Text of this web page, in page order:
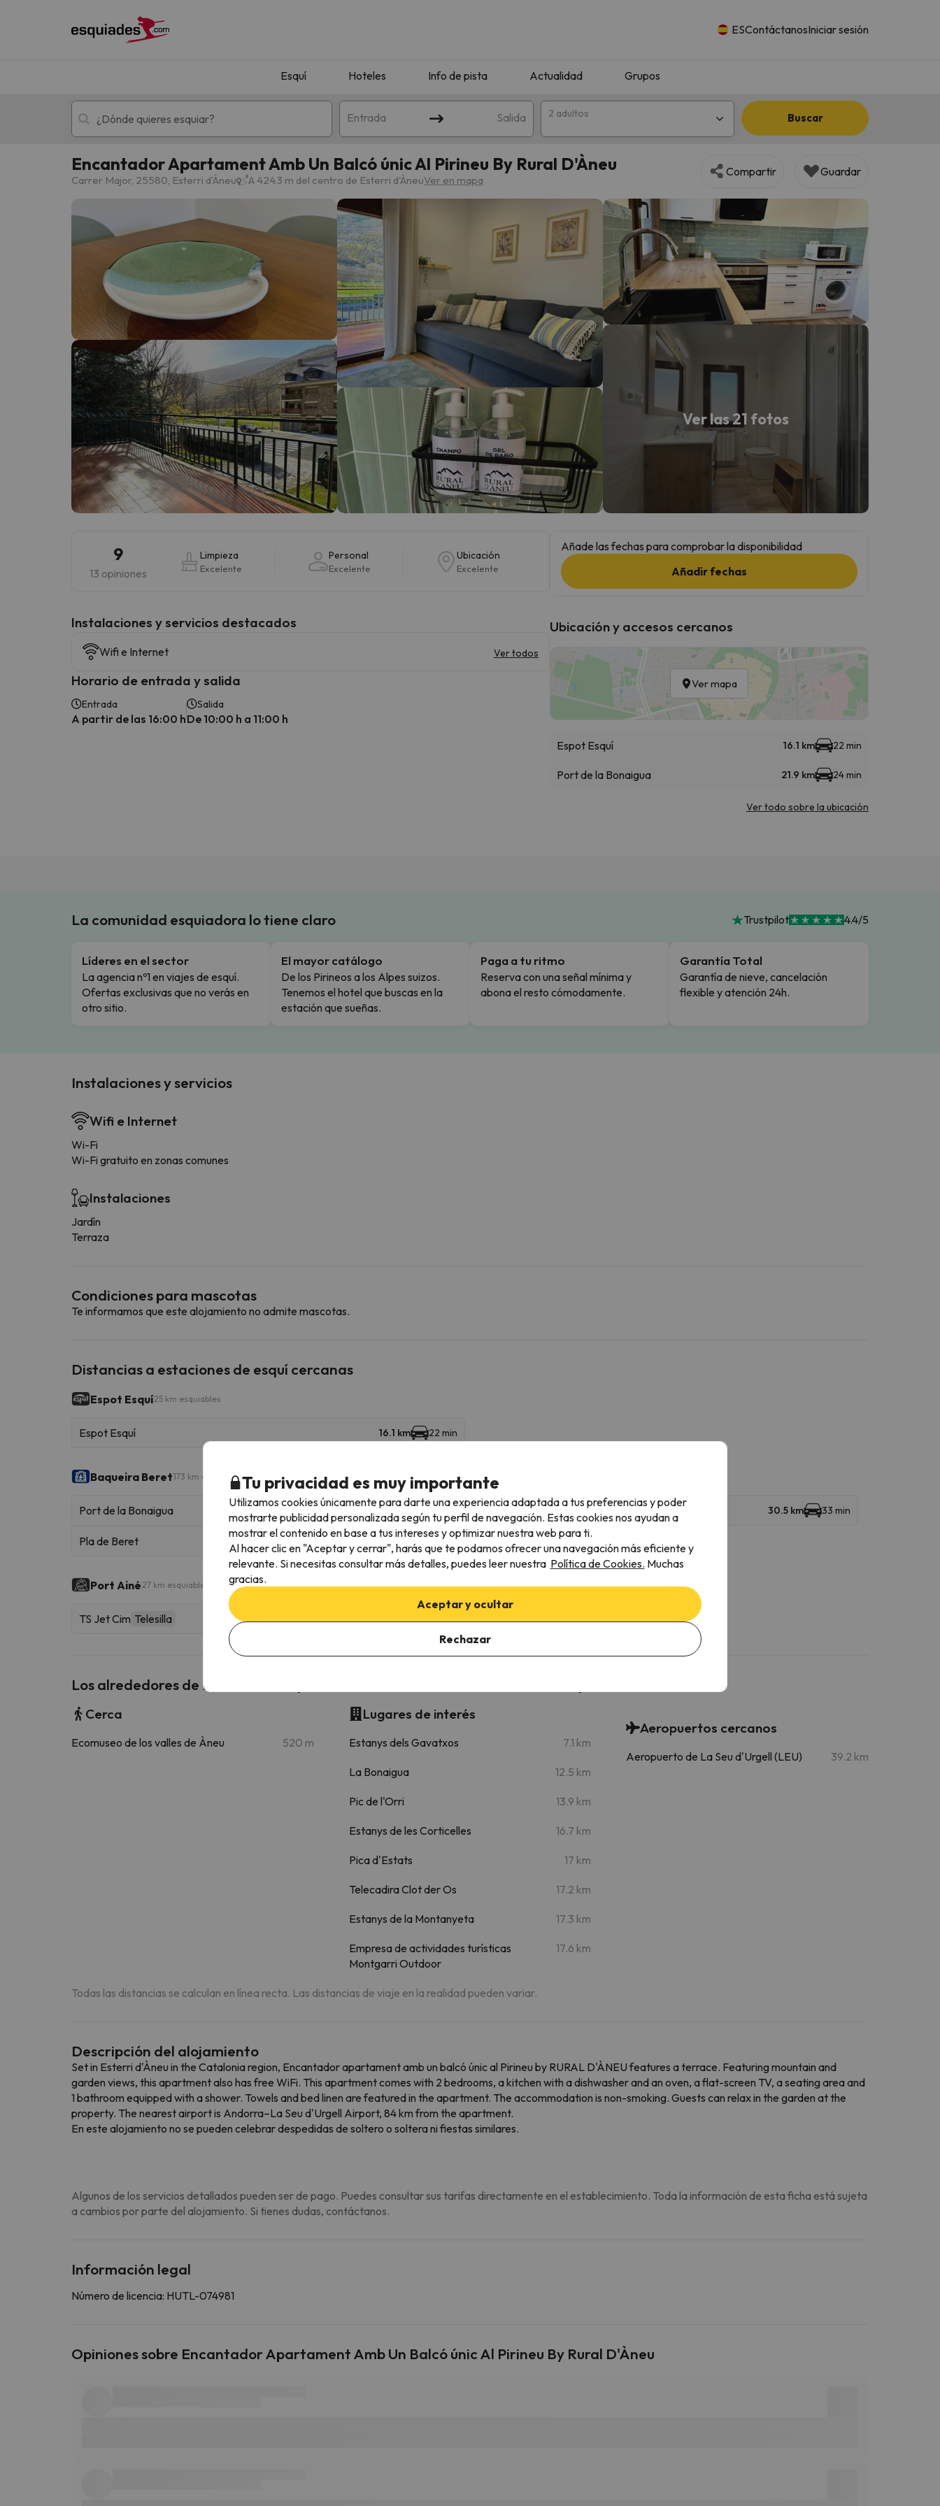
ESContáctanosIniciar sesión
Esquí Hoteles Info de pista Actualidad Grupos
Entrada Salida 2 adultos Buscar
Esquí Escapadas
¡Vaya! No hemos encontrado ningún resultado que coincida con tu búsqueda. Prueba a modificar el destino.
¡Vaya! Parece que nuestro buscador ha perdido el norte. En cuanto encuentre su brújula vuelve.
Encantador Apartament Amb Un Balcó únic Al Pirineu By Rural D'Àneu
Carrer Major, 25580, Esterri d'Àneu A 424.3 m del centro de Esterri d'ÀneuVer en mapa
Compartir Guardar
Ver las 21 fotos
9
13 opiniones
Limpieza
Excelente
Personal
Excelente
Ubicación
Excelente
Instalaciones y servicios destacados
Wifi e Internet Ver todos
Horario de entrada y salida
Entrada
A partir de las 16:00 h
Salida
De 10:00 h a 11:00 h
Añade las fechas para comprobar la disponibilidad
Añadir fechas
Ubicación y accesos cercanos
Ver mapa
Espot Esquí 16.1 km 22 min
Port de la Bonaigua 21.9 km 24 min
Ver todo sobre la ubicación
La comunidad esquiadora lo tiene claro Trustpilot 4.4/5
Líderes en el sector
La agencia nº1 en viajes de esquí.
Ofertas exclusivas que no verás en
otro sitio.
El mayor catálogo
De los Pirineos a los Alpes suizos.
Tenemos el hotel que buscas en la
estación que sueñas.
Paga a tu ritmo
Reserva con una señal mínima y
abona el resto cómodamente.
Garantía Total
Garantía de nieve, cancelación
flexible y atención 24h.
Instalaciones y servicios
Wifi e Internet
Wi-Fi
Wi-Fi gratuito en zonas comunes
Instalaciones
Jardín
Terraza
Condiciones para mascotas
Te informamos que este alojamiento no admite mascotas.
Distancias a estaciones de esquí cercanas
Espot Esquí25 km esquiables
Espot Esquí 16.1 km 22 min
Baqueira Beret173 km esquiables
Port de la Bonaigua 21.9 km 24 min Baqueira Beret 30.5 km 33 min
Pla de Beret 39.4 km 46 min
Port Ainé 27 km esquiables
TS Jet Cim Telesilla 40.3 km 42 min
Los alrededores de Encantador Apartament Amb Un Balcó únic Al Pirineu By Rural D'Àneu
Cerca
Ecomuseo de los valles de Àneu 520 m
Lugares de interés
Estanys dels Gavatxos 7.1 km
La Bonaigua 12.5 km
Pic de l'Orri 13.9 km
Estanys de les Corticelles 16.7 km
Pica d'Estats 17 km
Telecadira Clot der Os 17.2 km
Estanys de la Montanyeta 17.3 km
Empresa de actividades turísticas
Montgarri Outdoor
17.6 km
Aeropuertos cercanos
Aeropuerto de La Seu d'Urgell (LEU) 39.2 km
Todas las distancias se calculan en línea recta. Las distancias de viaje en la realidad pueden variar.
Descripción del alojamiento
Set in Esterri d'Àneu in the Catalonia region, Encantador apartament amb un balcó únic al Pirineu by RURAL D'ÀNEU features a terrace. Featuring mountain and
garden views, this apartment also has free WiFi. This apartment comes with 2 bedrooms, a kitchen with a dishwasher and an oven, a flat-screen TV, a seating area and
1 bathroom equipped with a shower. Towels and bed linen are featured in the apartment. The accommodation is non-smoking. Guests can relax in the garden at the
property. The nearest airport is Andorra–La Seu d'Urgell Airport, 84 km from the apartment.
En este alojamiento no se pueden celebrar despedidas de soltero o soltera ni fiestas similares.
Algunos de los servicios detallados pueden ser de pago. Puedes consultar sus tarifas directamente en el establecimiento. Toda la información de esta ficha está sujeta
a cambios por parte del alojamiento. Si tienes dudas, contáctanos.
Información legal
Número de licencia: HUTL-074981
Opiniones sobre Encantador Apartament Amb Un Balcó únic Al Pirineu By Rural D'Àneu
Tu privacidad es muy importante
Utilizamos cookies únicamente para darte una experiencia adaptada a tus preferencias y poder
mostrarte publicidad personalizada según tu perfil de navegación. Estas cookies nos ayudan a
mostrar el contenido en base a tus intereses y optimizar nuestra web para ti.
Al hacer clic en "Aceptar y cerrar", harás que te podamos ofrecer una navegación más eficiente y
relevante. Si necesitas consultar más detalles, puedes leer nuestra Política de Cookies. Muchas
gracias.
Aceptar y ocultar
Rechazar